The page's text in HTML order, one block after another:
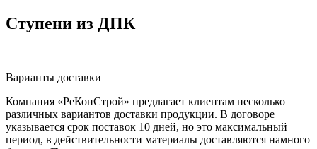
Ступени из ДПК
Варианты доставки
Компания «РеКонСтрой» предлагает клиентам несколько
различных вариантов доставки продукции. В договоре
указывается срок поставок 10 дней, но это максимальный
период, в действительности материалы доставляются намного